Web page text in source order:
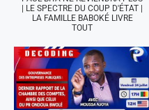
| LE SPECTRE DU COUP D'ÉTAT |
LA FAMILLE BABOKÉ LIVRE
TOUT